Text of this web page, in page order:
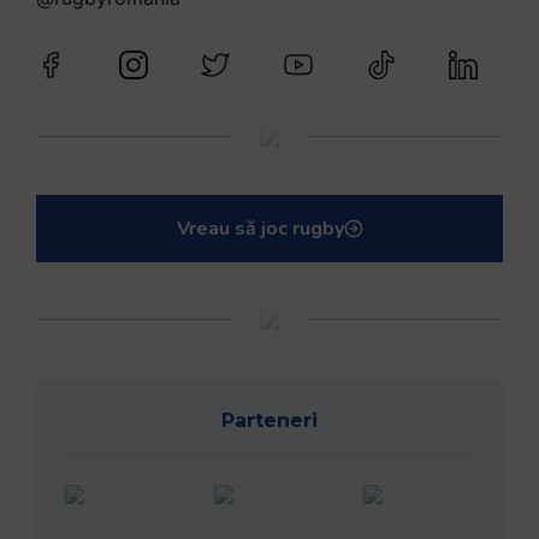
Vreau să joc rugby
Parteneri